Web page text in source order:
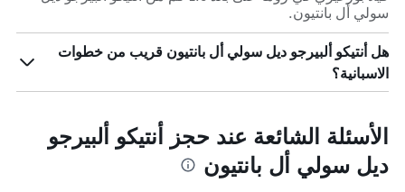
سولي أل بانتيون.
هل أنتيكو ألبيرجو ديل سولي أل بانتيون قريب من خطوات
الاسبانية؟
الأسئلة الشائعة عند حجز أنتيكو ألبيرجو
ديل سولي أل بانتيون